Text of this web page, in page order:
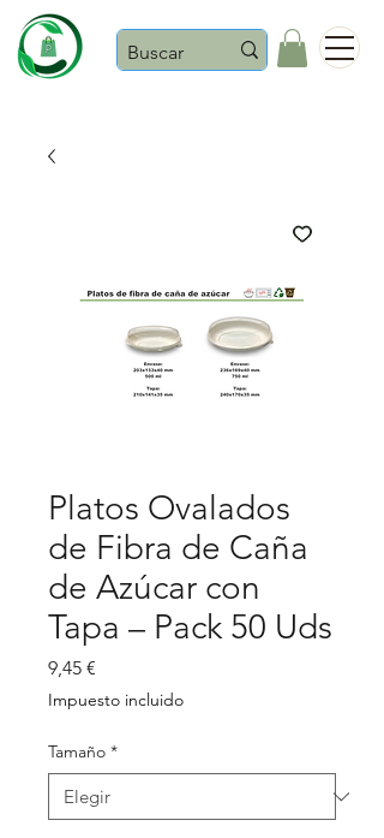
Platos Ovalados
de Fibra de Caña
de Azúcar con
Tapa – Pack 50 Uds
9,45 €
Impuesto incluido
Tamaño *